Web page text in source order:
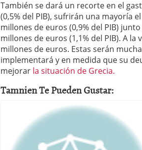
También se dará un recorte en el
(0,5% del PIB), sufrirán una mayoría
millones de euros (0,9% del PIB)
millones de euros (1,1% del PIB). A
millones de euros. Estas serán
implementará y en medida que su
mejorar la situación de Grecia.
Tamnien Te Pueden Gustar: